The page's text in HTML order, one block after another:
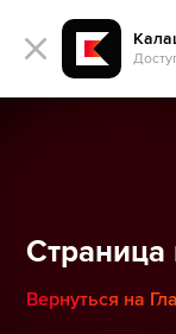
Страница
Вернуться на